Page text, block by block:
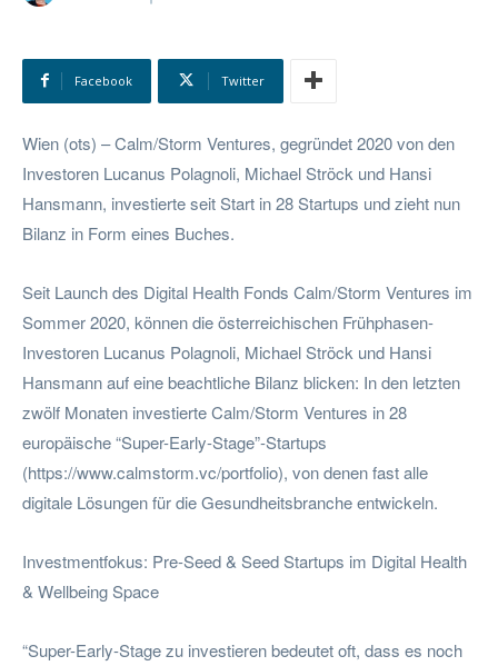
Facebook Twitter
Wien (ots) – Calm/Storm Ventures, gegründet 2020 von den
Investoren Lucanus Polagnoli, Michael Ströck und Hansi
Hansmann, investierte seit Start in 28 Startups und zieht nun
Bilanz in Form eines Buches.
Seit Launch des Digital Health Fonds Calm/Storm Ventures im
Sommer 2020, können die österreichischen Frühphasen-
Investoren Lucanus Polagnoli, Michael Ströck und Hansi
Hansmann auf eine beachtliche Bilanz blicken: In den letzten
zwölf Monaten investierte Calm/Storm Ventures in 28
europäische “Super-Early-Stage”-Startups
(https://www.calmstorm.vc/portfolio), von denen fast alle
digitale Lösungen für die Gesundheitsbranche entwickeln.
Investmentfokus: Pre-Seed & Seed Startups im Digital Health
& Wellbeing Space
“Super-Early-Stage zu investieren bedeutet oft, dass es noch